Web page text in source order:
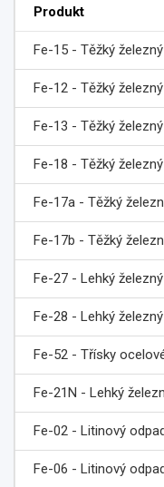
Produkt
Fe-15 - Těžký
Fe-12 - Těžký
Fe-13 - Těžký
Fe-18 - Těžký
Fe-17a - Těžký
Fe-17b - Těžký
Fe-27 - Lehký
Fe-28 - Lehký
Fe-52 - Třísky
Fe-21N - Lehký
Fe-02 - Litinový
Fe-06 - Litinový